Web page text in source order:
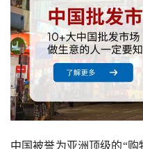
中国被誉为亚洲顶级的“